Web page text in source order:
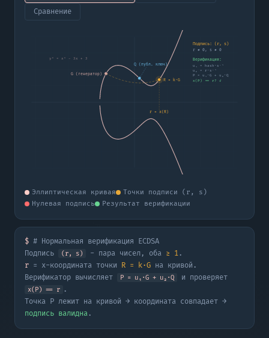
Сравнение
y² = x³ - 3x + 3
G (генератор)
Q (публ. ключ)
R = k·G
r = x(R)
Подпись: (r, s)
r ≠ 0, s ≠ 0
Верификация:
u₁ = hash·s⁻¹
u₂ = r·s⁻¹
P = u₁·G + u₂·Q
x(P) == r? ✓
Эллиптическая кривая
Точки подписи (r, s)
Нулевая подпись
Результат верификации
$ # Нормальная верификация ECDSA
Подпись
( r, s) - пара чисел, оба ≥ 1.
r = x-координата точки R = k·G на кривой.
Верификатор вычисляет
P = u₁·G + u₂·Q и проверяет
x(P) == r .
Точка P лежит на кривой → координата совпадает →
подпись валидна.